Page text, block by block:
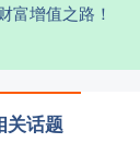
富增值之路！
关话题